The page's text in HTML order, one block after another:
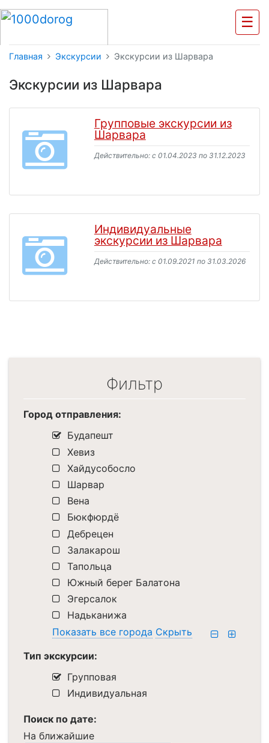
☰
Главная Экскурсии Экскурсии из Шарвара
Экскурсии из Шарвара
Групповые экскурсии из
Шарвара
Действительно: c 01.04.2023 по 31.12.2023
Индивидуальные
экскурсии из Шарвара
Действительно: c 01.09.2021 по 31.03.2026
Фильтр
Город отправления:
Будапешт
Хевиз
Хайдусобосло
Шарвар
Вена
Бюкфюрдё
Дебрецен
Залакарош
Тапольца
Южный берег Балатона
Эгерсалок
Надьканижа
Показать все города Скрыть
Тип экскурсии:
Групповая
Индивидуальная
Поиск по дате:
На ближайшие